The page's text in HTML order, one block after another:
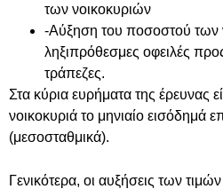
των νοικοκυριών
-Αύξηση του ποσοστού των
ληξιπρόθεσμες οφειλές
τράπεζες.
Στα κύρια ευρήματα της έρευνας
νοικοκυριά το μηνιαίο εισόδημά
(μεσοσταθμικά).
Γενικότερα, οι αυξήσεις των